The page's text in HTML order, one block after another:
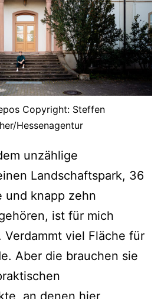
Copyright: Steffen
Hessenagentur
unzählige
Landschaftspark, 36
und knapp zehn
ist für mich
Verdammt viel Fläche für
Aber die brauchen sie